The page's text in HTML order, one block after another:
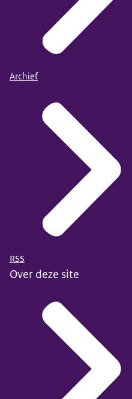
Archief
RSS
Over deze site